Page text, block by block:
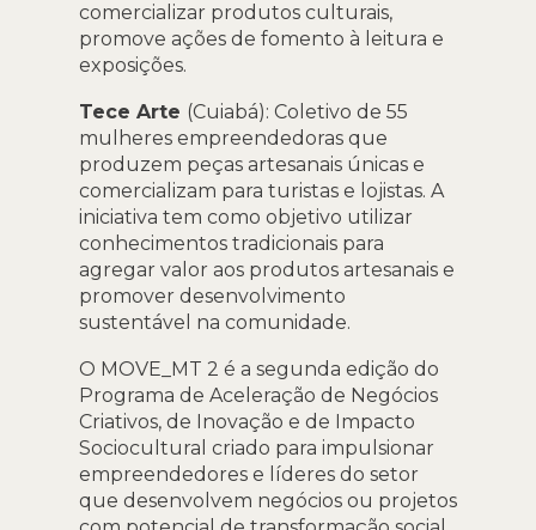
comercializar produtos culturais,
promove ações de fomento à leitura e
exposições.
Tece Arte (Cuiabá): Coletivo de 55
mulheres empreendedoras que
produzem peças artesanais únicas e
comercializam para turistas e lojistas. A
iniciativa tem como objetivo utilizar
conhecimentos tradicionais para
agregar valor aos produtos artesanais e
promover desenvolvimento
sustentável na comunidade.
O MOVE_MT 2 é a segunda edição do
Programa de Aceleração de Negócios
Criativos, de Inovação e de Impacto
Sociocultural criado para impulsionar
empreendedores e líderes do setor
que desenvolvem negócios ou projetos